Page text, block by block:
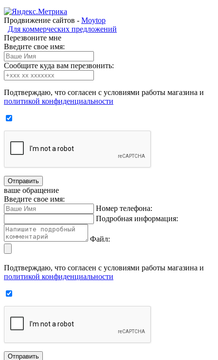
Продвижение сайтов - Moytop
Для коммерческих предложений
Перезвоните мне
Введите свое имя:
Сообщите куда вам перезвонить:
Подтверждаю, что согласен с условиями работы магазина и
политикой конфиденциальности
Отправить
ваше обращение
Введите свое имя:
Номер телефона:
Подробная информация:
Файл:
Подтверждаю, что согласен с условиями работы магазина и
политикой конфиденциальности
Отправить